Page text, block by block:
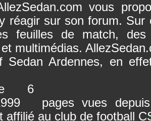
vous
réagir sur son forum.
feuilles de match, des
multimédias.
Sedan Ardennes, en
pages vues
affilié au club de football